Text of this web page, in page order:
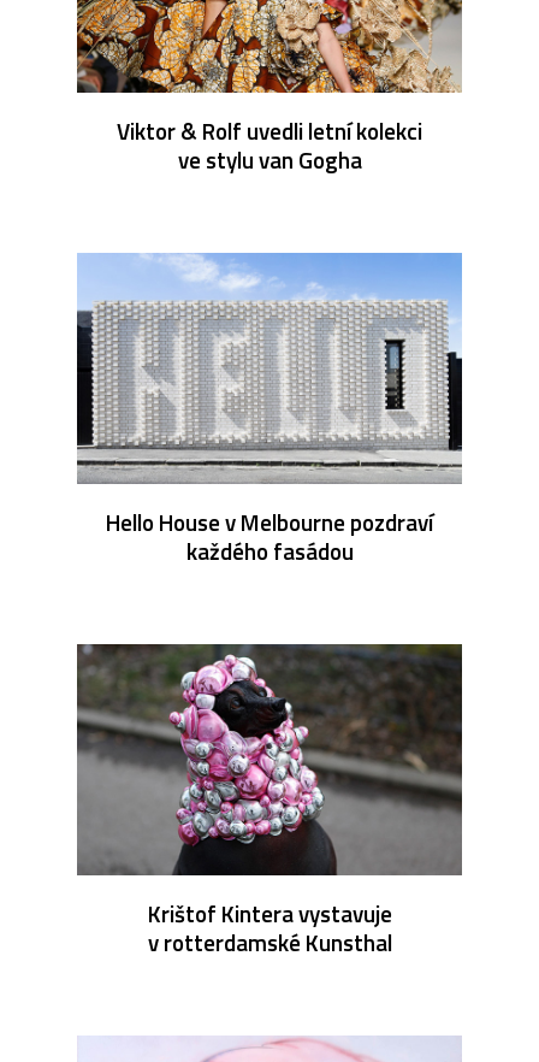
Viktor & Rolf uvedli letní kolekci
ve stylu van Gogha
Hello House v Melbourne pozdraví
každého fasádou
Krištof Kintera vystavuje
v rotterdamské Kunsthal